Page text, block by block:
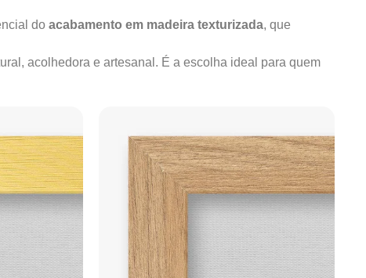
do acabamento em madeira texturizada, que
acolhedora e artesanal. É a escolha ideal para quem